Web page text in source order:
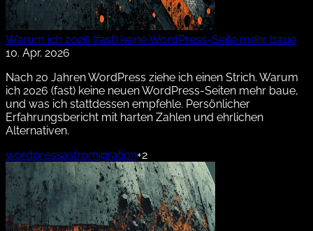
Warum ich 2026 (fast) keine WordPress-Seite mehr baue
10. Apr. 2026
Nach 20 Jahren WordPress ziehe ich einen Strich. Warum
ich 2026 (fast) keine neuen WordPress-Seiten mehr baue,
und was ich stattdessen empfehle. Persönlicher
Erfahrungsbericht mit harten Zahlen und ehrlichen
Alternativen.
wordpressastromigration+2